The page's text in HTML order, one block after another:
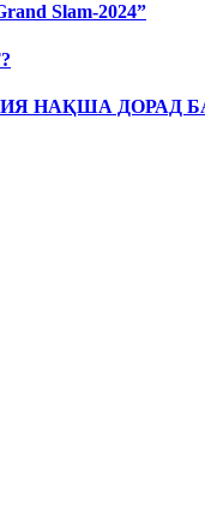
Slam-2024”
НАҚША ДОРАД